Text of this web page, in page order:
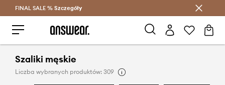
Oszczędzaj z Answear Club >
FINAL SALE % Szczegóły
Szaliki męskie
Liczba wybranych produktów: 309